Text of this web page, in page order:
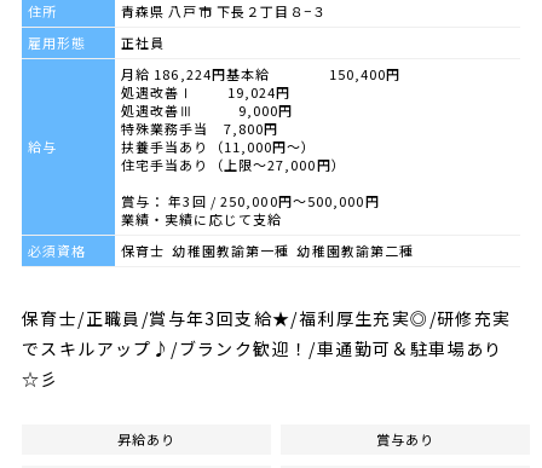
住所
青森県 八戸市 下長２丁目８−３
雇用形態
正社員
給与
月給 186,224円基本給 150,400円
処遇改善Ⅰ 19,024円
処遇改善Ⅲ 9,000円
特殊業務手当 7,800円
扶養手当あり（11,000円～）
住宅手当あり（上限～27,000円）
賞与： 年3回 / 250,000円〜500,000円
業績・実績に応じて支給
必須資格
保育士 幼稚園教諭第一種 幼稚園教諭第二種
保育士/正職員/賞与年3回支給★/福利厚生充実◎/研修充実
でスキルアップ♪/ブランク歓迎！/車通勤可＆駐車場あり
☆彡
昇給あり 賞与あり